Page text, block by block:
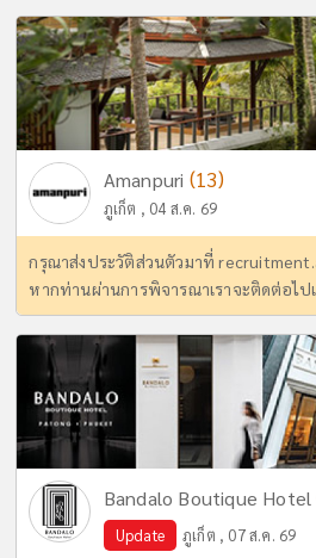
Amanpuri (13)
ภูเก็ต , 04 ส.ค. 69
กรุณาส่งประวัติส่วนตัวมาที่
หากท่านผ่านการพิจารณาเราจะติดต่อไ
Bandalo Boutique Hotel
Update ภูเก็ต , 07 ส.ค. 69